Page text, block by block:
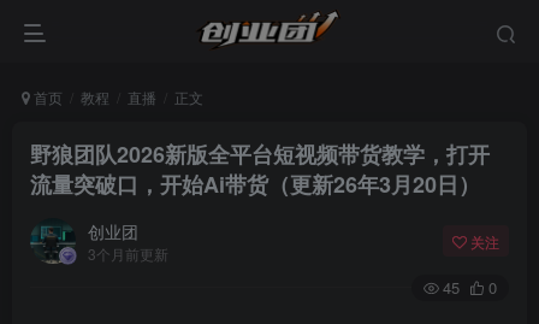
首页 教程 直播 正文
野狼团队2026新版全平台短视频带货教学，打开
流量突破口，开始Ai带货（更新26年3月20日）
创业团
3个月前更新
关注
45 0